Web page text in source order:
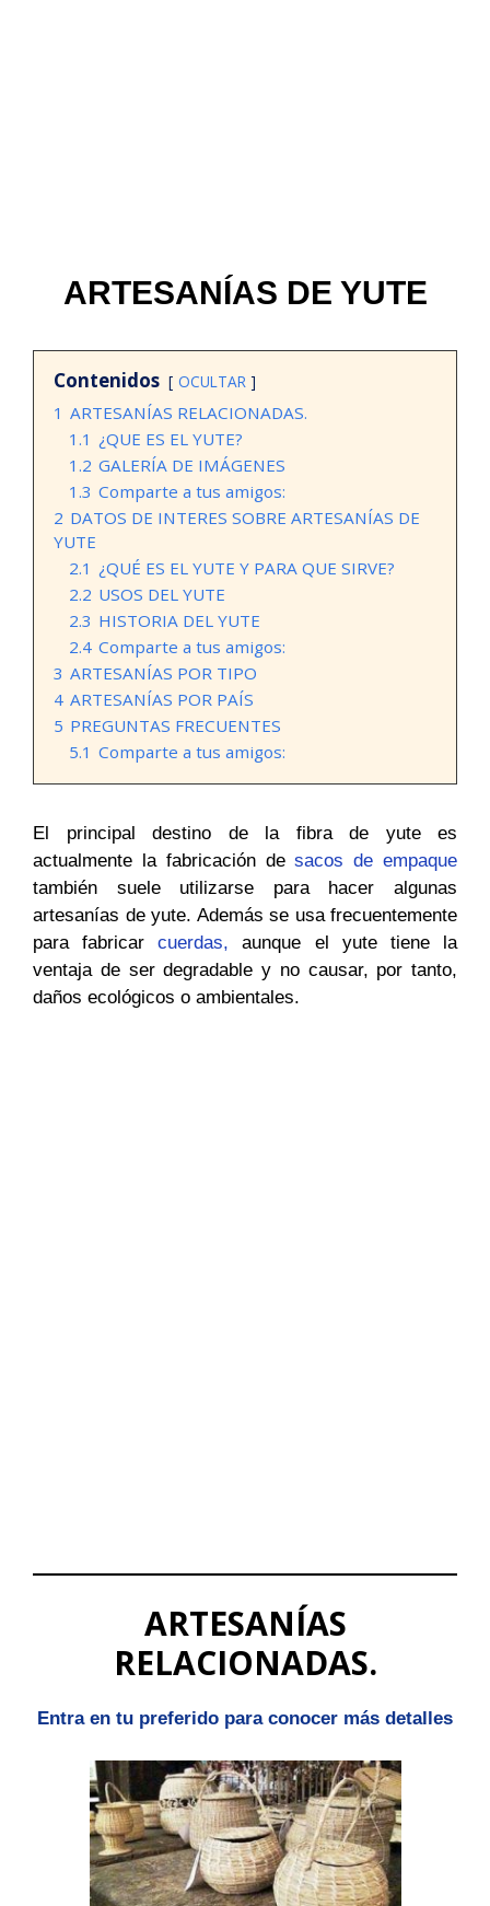
ARTESANÍAS DE YUTE
Contenidos OCULTAR
1 ARTESANÍAS RELACIONADAS.
1.1 ¿QUE ES EL YUTE?
1.2 GALERÍA DE IMÁGENES
1.3 Comparte a tus amigos:
2 DATOS DE INTERES SOBRE ARTESANÍAS DE
YUTE
2.1 ¿QUÉ ES EL YUTE Y PARA QUE SIRVE?
2.2 USOS DEL YUTE
2.3 HISTORIA DEL YUTE
2.4 Comparte a tus amigos:
3 ARTESANÍAS POR TIPO
4 ARTESANÍAS POR PAÍS
5 PREGUNTAS FRECUENTES
5.1 Comparte a tus amigos:
El principal destino de la fibra de yute es
actualmente la fabricación desacos de empaque
también suele utilizarse para hacer algunas
artesanías de yute. Además se usa frecuentemente
para fabricarcuerdas,aunque el yute tiene la
ventaja de ser degradable y no causar, por tanto,
daños ecológicos o ambientales.
ARTESANÍAS
RELACIONADAS.
Entra en tu preferido para conocer más detalles